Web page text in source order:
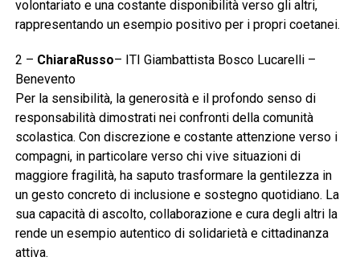
volontariato e una costante disponibilità verso gli altri,
rappresentando un esempio positivo per i propri coetanei.
2 – ChiaraRusso– ITI Giambattista Bosco Lucarelli –
Benevento
Per la sensibilità, la generosità e il profondo senso di
responsabilità dimostrati nei confronti della comunità
scolastica. Con discrezione e costante attenzione verso i
compagni, in particolare verso chi vive situazioni di
maggiore fragilità, ha saputo trasformare la gentilezza in
un gesto concreto di inclusione e sostegno quotidiano. La
sua capacità di ascolto, collaborazione e cura degli altri la
rende un esempio autentico di solidarietà e cittadinanza
attiva.